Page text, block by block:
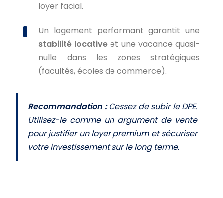
loyer facial.
Un logement performant garantit une
stabilité locative et une vacance quasi-
nulle dans les zones stratégiques
(facultés, écoles de commerce).
Recommandation :Cessez de subir le DPE.
Utilisez-le comme un argument de vente
pour justifier un loyer premium et sécuriser
votre investissement sur le long terme.